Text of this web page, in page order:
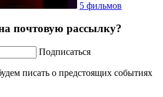
5 фильмов
почтовую рассылку?
Подписаться
писать о предстоящих событиях